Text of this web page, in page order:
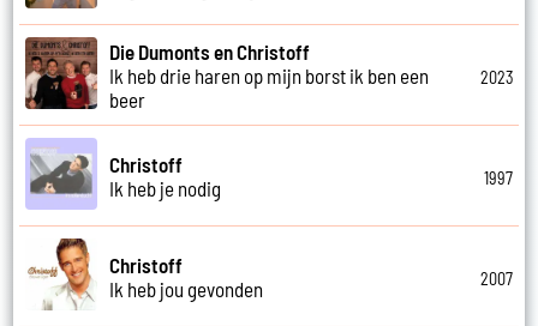
Die Dumonts en Christoff
Ik heb drie haren op mijn borst ik ben een
beer
2023
Christoff
Ik heb je nodig
1997
Christoff
Ik heb jou gevonden
2007